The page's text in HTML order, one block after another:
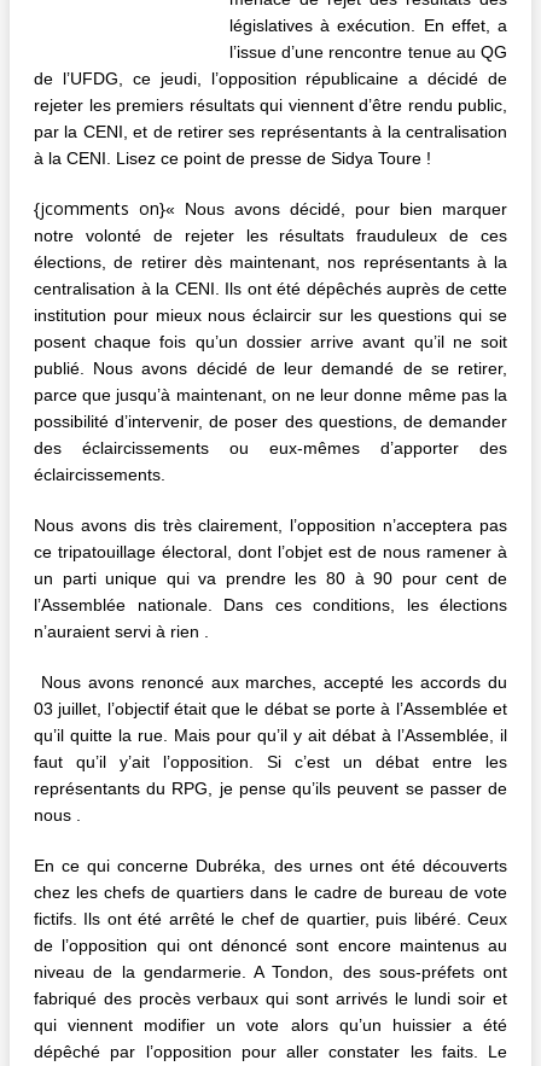
législatives à exécution. En effet, a
l’issue d’une rencontre tenue au QG
de l’UFDG, ce jeudi, l’opposition républicaine a décidé de
rejeter les premiers résultats qui viennent d’être rendu public,
par la CENI, et de retirer ses représentants à la centralisation
à la CENI. Lisez ce point de presse de Sidya Toure !
{jcomments on}« Nous avons décidé, pour bien marquer
notre volonté de rejeter les résultats frauduleux de ces
élections, de retirer dès maintenant, nos représentants à la
centralisation à la CENI. Ils ont été dépêchés auprès de cette
institution pour mieux nous éclaircir sur les questions qui se
posent chaque fois qu’un dossier arrive avant qu’il ne soit
publié. Nous avons décidé de leur demandé de se retirer,
parce que jusqu’à maintenant, on ne leur donne même pas la
possibilité d’intervenir, de poser des questions, de demander
des éclaircissements ou eux-mêmes d’apporter des
éclaircissements.
Nous avons dis très clairement, l’opposition n’acceptera pas
ce tripatouillage électoral, dont l’objet est de nous ramener à
un parti unique qui va prendre les 80 à 90 pour cent de
l’Assemblée nationale. Dans ces conditions, les élections
n’auraient servi à rien .
Nous avons renoncé aux marches, accepté les accords du
03 juillet, l’objectif était que le débat se porte à l’Assemblée et
qu’il quitte la rue. Mais pour qu’il y ait débat à l’Assemblée, il
faut qu’il y’ait l’opposition. Si c’est un débat entre les
représentants du RPG, je pense qu’ils peuvent se passer de
nous .
En ce qui concerne Dubréka, des urnes ont été découverts
chez les chefs de quartiers dans le cadre de bureau de vote
fictifs. Ils ont été arrêté le chef de quartier, puis libéré. Ceux
de l’opposition qui ont dénoncé sont encore maintenus au
niveau de la gendarmerie. A Tondon, des sous-préfets ont
fabriqué des procès verbaux qui sont arrivés le lundi soir et
qui viennent modifier un vote alors qu’un huissier a été
dépêché par l’opposition pour aller constater les faits. Le